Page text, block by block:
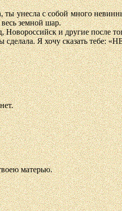
унесла с собой много
земной шар.
Новороссийск и другие после
Я хочу сказать тебе:
матерью.